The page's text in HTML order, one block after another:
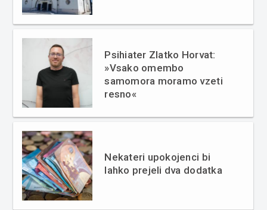
Psihiater Zlatko Horvat:
»Vsako omembo
samomora moramo vzeti
resno«
Nekateri upokojenci bi
lahko prejeli dva dodatka